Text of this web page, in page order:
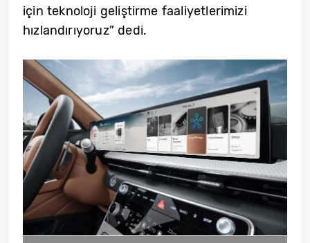
için teknoloji geliştirme faaliyetlerimizi
hızlandırıyoruz” dedi.